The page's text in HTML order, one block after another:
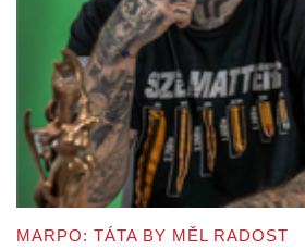
MARPO: TÁTA BY MĚL RADOST